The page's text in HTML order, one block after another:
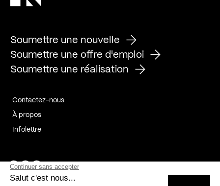
Soumettre une nouvelle
Soumettre une offre d'emploi
Soumettre une réalisation
Contactez-nous
À propos
Infolettre
Page Facebook de Kollectif
Page Instagram de Kollectif
Page Linkedin de Kollectif